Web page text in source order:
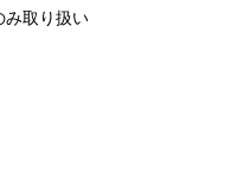
み取り扱い